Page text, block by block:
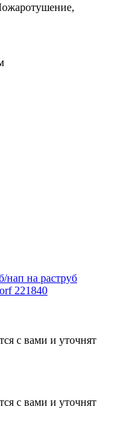
на раструб
221840
с вами и уточнят
с вами и уточнят